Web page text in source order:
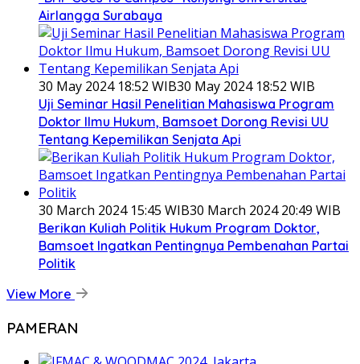
Airlangga Surabaya
30 May 2024 18:52 WIB30 May 2024 18:52 WIB
Uji Seminar Hasil Penelitian Mahasiswa Program
Doktor Ilmu Hukum, Bamsoet Dorong Revisi UU
Tentang Kepemilikan Senjata Api
30 March 2024 15:45 WIB30 March 2024 20:49 WIB
Berikan Kuliah Politik Hukum Program Doktor,
Bamsoet Ingatkan Pentingnya Pembenahan Partai
Politik
View More
PAMERAN